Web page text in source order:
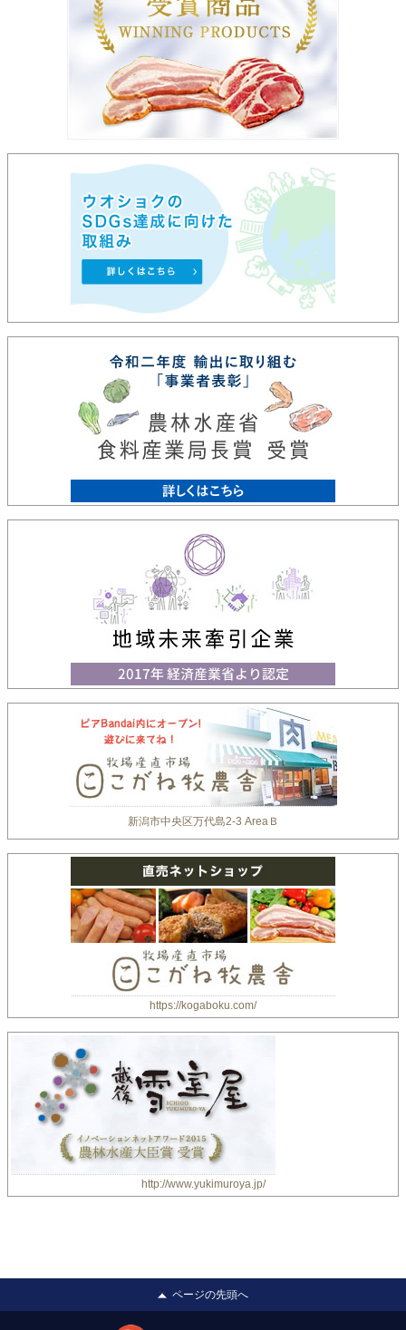
新潟市中央区万代島2-3 AreaＢ
https://kogaboku.com/
http://www.yukimuroya.jp/
ページの先頭へ